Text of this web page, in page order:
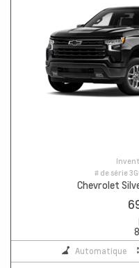
# de série
Chevrolet
Automatique